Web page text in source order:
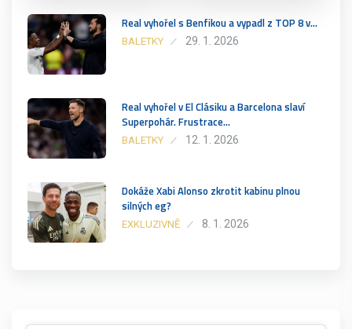
Real vyhořel s Benfikou a vypadl z TOP 8 v…
BALETKY 29. 1. 2026
Real vyhořel v El Clásiku a Barcelona slaví
Superpohár. Frustrace…
BALETKY 12. 1. 2026
Dokáže Xabi Alonso zkrotit kabinu plnou
silných eg?
EXKLUZIVNĚ 8. 1. 2026